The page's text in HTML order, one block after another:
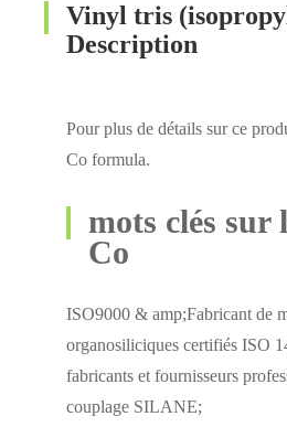
Vinyl tris
Description
Pour plus de détails sur ce
Co formula.
mots clés sur
Co
ISO9000 & amp;Fabricant de
organosiliciques certifiés ISO
fabricants et fournisseurs
couplage SILANE;